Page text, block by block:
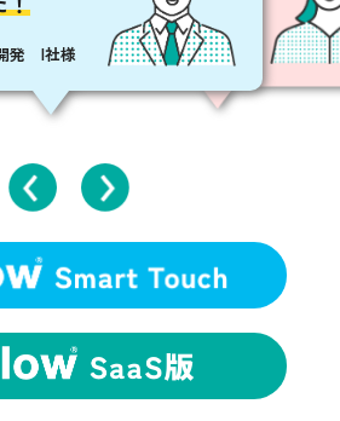
発 I社様 卸･小売業 E社様 広告・制作 T社